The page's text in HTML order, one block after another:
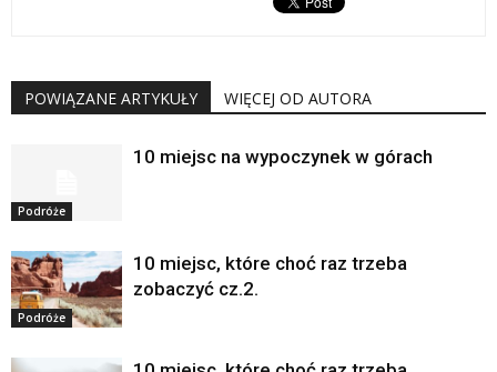
POWIĄZANE ARTYKUŁY WIĘCEJ OD AUTORA
Podróże
10 miejsc na wypoczynek w górach
Podróże
10 miejsc, które choć raz trzeba
zobaczyć cz.2.